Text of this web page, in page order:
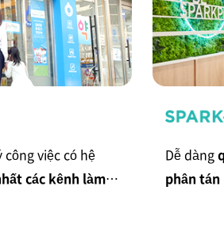
việc có hệ
các kênh làm
Dễ dàng
phân tán